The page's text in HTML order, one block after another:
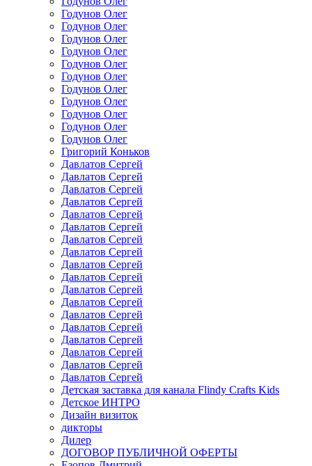
Годунов Олег
Годунов Олег
Годунов Олег
Годунов Олег
Годунов Олег
Годунов Олег
Годунов Олег
Годунов Олег
Годунов Олег
Годунов Олег
Годунов Олег
Григорий Коньков
Давлатов Сергей
Давлатов Сергей
Давлатов Сергей
Давлатов Сергей
Давлатов Сергей
Давлатов Сергей
Давлатов Сергей
Давлатов Сергей
Давлатов Сергей
Давлатов Сергей
Давлатов Сергей
Давлатов Сергей
Давлатов Сергей
Давлатов Сергей
Давлатов Сергей
Давлатов Сергей
Давлатов Сергей
Давлатов Сергей
Детская заставка для канала Flindy Crafts Kids
Детское ИНТРО
Дизайн визиток
дикторы
Дилер
ДОГОВОР ПУБЛИЧНОЙ ОФЕРТЫ